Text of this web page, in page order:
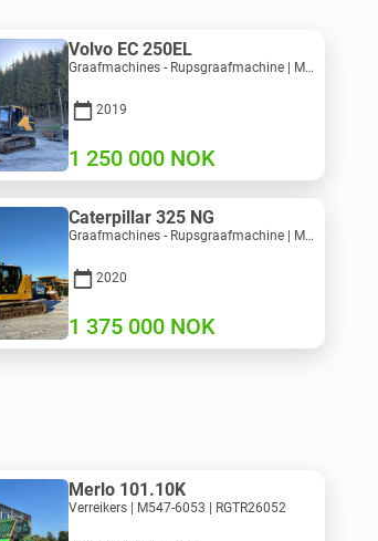
Volvo EC 250EL
Graafmachines - Rupsgraafmachine | M981-8871 | RGTR26024
2019
1 250 000 NOK
Caterpillar 325 NG
Graafmachines - Rupsgraafmachine | M811-5335 | RGTR25093
2020
1 375 000 NOK
Merlo 101.10K
Verreikers | M547-6053 | RGTR26052